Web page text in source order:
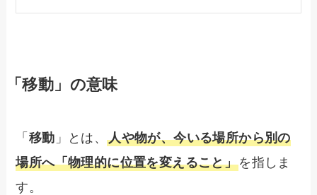
「移動」の意味
「 移動 」とは、人や物が、今いる場所から別の
場所へ「物理的に位置を変えること」を指しま
す。